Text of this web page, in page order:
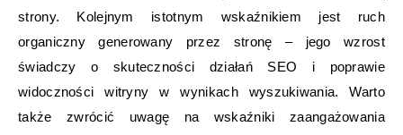
strony. Kolejnym istotnym wskaźnikiem jest ruch
organiczny generowany przez stronę – jego wzrost
świadczy o skuteczności działań SEO i poprawie
widoczności witryny w wynikach wyszukiwania. Warto
także zwrócić uwagę na wskaźniki zaangażowania